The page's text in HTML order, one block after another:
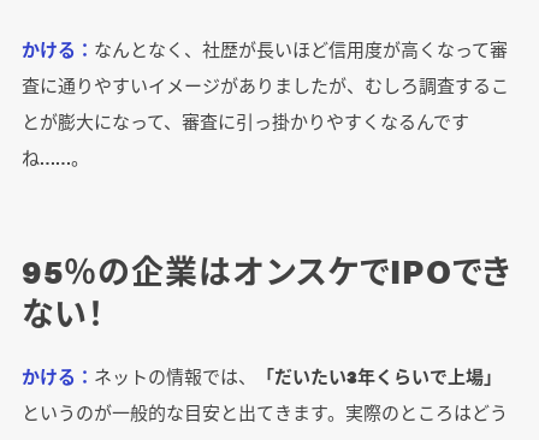
かける： なんとなく、社歴が長いほど信用度が高くなって審
査に通りやすいイメージがありましたが、むしろ調査するこ
とが膨大になって、審査に引っ掛かりやすくなるんです
ね……。
95％の企業はオンスケでIPOでき
ない！
かける： ネットの情報では、
「だいたい3年くらいで上場」
というのが一般的な目安と出てきます。実際のところはどう